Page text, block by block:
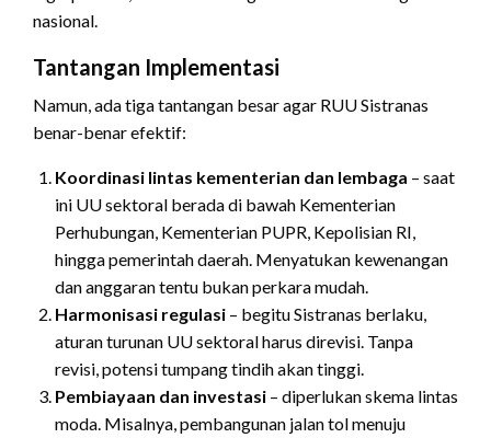
nasional.
Tantangan Implementasi
Namun, ada tiga tantangan besar agar RUU Sistranas
benar-benar efektif:
Koordinasi lintas kementerian dan lembaga – saat
ini UU sektoral berada di bawah Kementerian
Perhubungan, Kementerian PUPR, Kepolisian RI,
hingga pemerintah daerah. Menyatukan kewenangan
dan anggaran tentu bukan perkara mudah.
Harmonisasi regulasi – begitu Sistranas berlaku,
aturan turunan UU sektoral harus direvisi. Tanpa
revisi, potensi tumpang tindih akan tinggi.
Pembiayaan dan investasi – diperlukan skema lintas
moda. Misalnya, pembangunan jalan tol menuju